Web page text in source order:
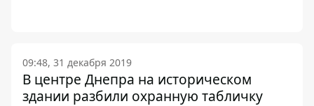
09:48, 31 декабря 2019
В центре Днепра на историческом
здании разбили охранную табличку